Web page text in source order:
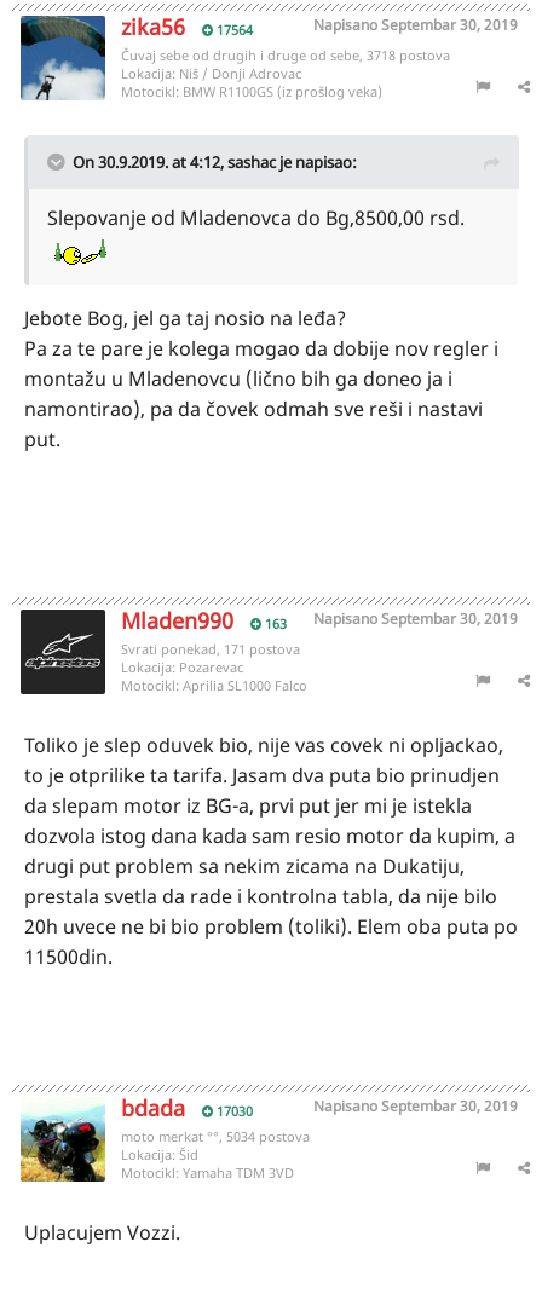
zika56 17564 NapisanoSeptembar 30, 2019
Čuvaj sebe od drugih i druge od sebe, 3718 postova
Lokacija: Niš / Donji Adrovac
Motocikl: BMW R1100GS (iz prošlog veka)
On 30.9.2019. at 4:12,sashacje napisao:
Slepovanje od Mladenovca do Bg,8500,00 rsd.
Jebote Bog, jel ga taj nosio na leđa?
Pa za te pare je kolega mogao da dobije nov regler i
montažu u Mladenovcu (lično bih ga doneo ja i
namontirao), pa da čovek odmah sve reši i nastavi
put.
Mladen990 163 NapisanoSeptembar 30, 2019
Svrati ponekad, 171 postova
Lokacija: Pozarevac
Motocikl: Aprilia SL1000 Falco
Toliko je slep oduvek bio, nije vas covek ni opljackao,
to je otprilike ta tarifa. Jasam dva puta bio prinudjen
da slepam motor iz BG-a, prvi put jer mi je istekla
dozvola istog dana kada sam resio motor da kupim, a
drugi put problem sa nekim zicama na Dukatiju,
prestala svetla da rade i kontrolna tabla, da nije bilo
20h uvece ne bi bio problem (toliki). Elem oba puta po
11500din.
bdada 17030 NapisanoSeptembar 30, 2019
moto merkat °°, 5034 postova
Lokacija: Šid
Motocikl: Yamaha TDM 3VD
Uplacujem Vozzi.